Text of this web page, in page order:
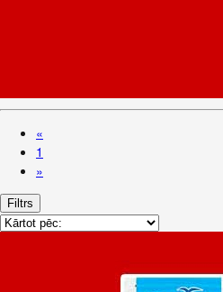
«
1
»
Filtrs